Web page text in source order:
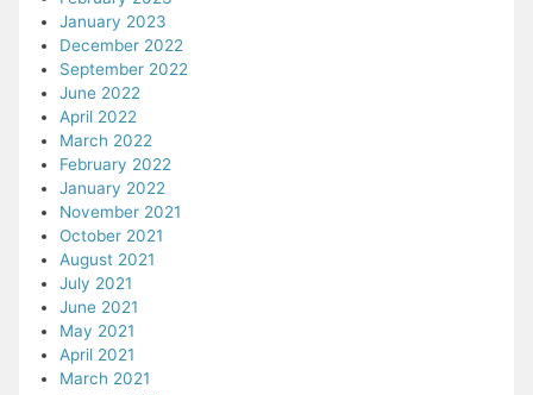
January 2023
December 2022
September 2022
June 2022
April 2022
March 2022
February 2022
January 2022
November 2021
October 2021
August 2021
July 2021
June 2021
May 2021
April 2021
March 2021